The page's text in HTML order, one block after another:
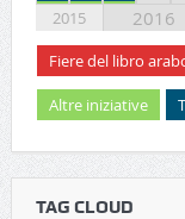
2015 2016
Fiere del libro
Altre iniziative
TAG CLOUD